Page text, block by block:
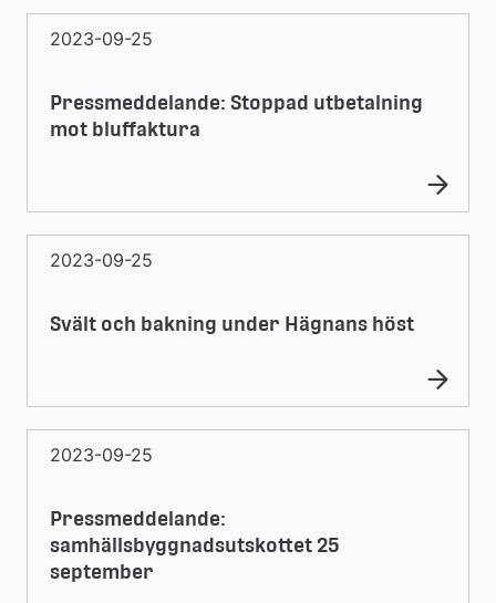
2023-09-25
Pressmeddelande: Stoppad utbetalning
mot bluffaktura
2023-09-25
Svält och bakning under Hägnans höst
2023-09-25
Pressmeddelande:
samhällsbyggnadsutskottet 25
september